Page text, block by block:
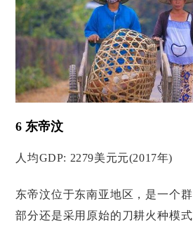
6 东帝汶
人均GDP: 2279美元元(2017年)
东帝汶位于东南亚地区，是一个
部分还是采用原始的刀耕火种模